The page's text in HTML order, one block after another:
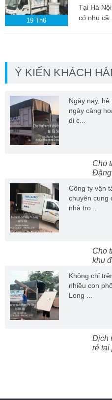
19 Th6
Tại Hà
có nhu cầ...
Ý KIẾN KHÁCH
Ngày nay,
ngày càng
di c...
Cho
Công ty vận
chuyên cung
nhà trọ...
Cho
khu
Không chỉ
nhiều con
Long ...
Dịch
rẻ tại